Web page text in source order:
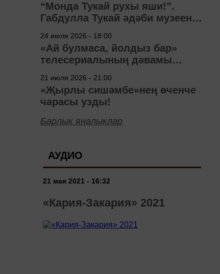
“Монда Тукай рухы яши!”.
Габдулла Тукай әдәби музеена
24 июля 2026 - 18:00
«Ай булмаса, йолдыз бар»
телесериалының дәвамы
21 июля 2026 - 21:00
«Җырлы сишәмбе»нең өченче
чарасы узды!
Барлык яңалыклар
АУДИО
21 мая 2021 - 16:32
«Кария-Закария» 2021